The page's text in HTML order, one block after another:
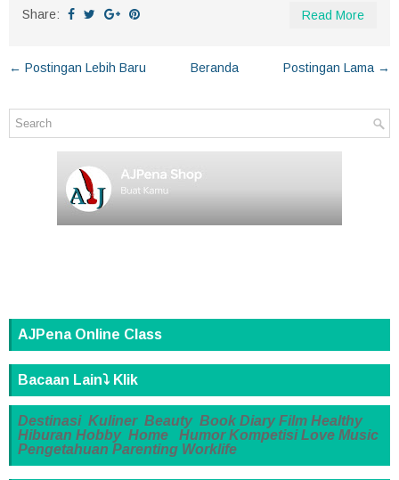
Share:
Read More
← Postingan Lebih Baru Postingan Lama →
Beranda
AJPena Online Class
Bacaan Lain⤵️ Klik
Destinasi Kuliner Beauty Book Diary Film Healthy
Hiburan Hobby Home Humor Kompetisi Love Music
Pengetahuan Parenting Worklife